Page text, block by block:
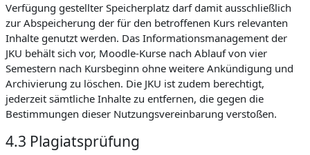
Verfügung gestellter Speicherplatz darf damit ausschließlich
zur Abspeicherung der für den betroffenen Kurs relevanten
Inhalte genutzt werden. Das Informationsmanagement der
JKU behält sich vor, Moodle-Kurse nach Ablauf von vier
Semestern nach Kursbeginn ohne weitere Ankündigung und
Archivierung zu löschen. Die JKU ist zudem berechtigt,
jederzeit sämtliche Inhalte zu entfernen, die gegen die
Bestimmungen dieser Nutzungsvereinbarung verstoßen.
4.3 Plagiatsprüfung